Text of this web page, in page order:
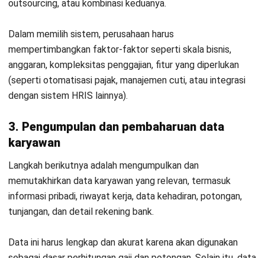
perlindungan data yang berlaku.
4. Penyesuaian dengan regulasi yang berlaku
Implementasi payroll management harus disesuaikan
dengan regulasi ketenagakerjaan dan perpajakan yang
berlaku di negara atau wilayah di mana bisnis beroperasi. Ini
minimum dan kewajiban hukum lainnya.
diperbarui secara dinamis untuk menyesuaikan perubahan
peraturan tersebut. Melalui penyesuaian ini, perusahaan
dapat memastikan kepatuhan dan menghindari sanksi atau
penalti hukum.
5. Uji coba dan evaluasi sistem payroll